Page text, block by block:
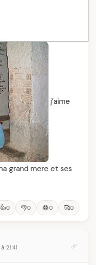
j’aime
grand mere et ses
👍0 👎0 😂0 🥰0
21:41